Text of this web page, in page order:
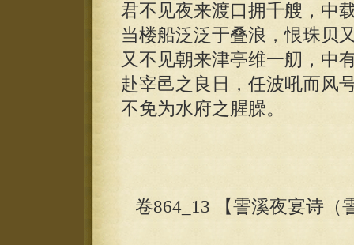
君不见夜来渡口拥千艘，中
当楼船泛泛于叠浪，恨珠贝
又不见朝来津亭维一舠，中
赴宰邑之良日，任波吼而风
不免为水府之腥臊。
卷864_13 【霅溪夜宴诗（